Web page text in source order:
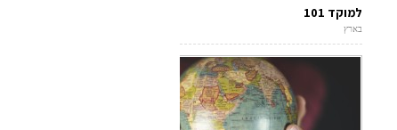
למוקד 101
בארץ